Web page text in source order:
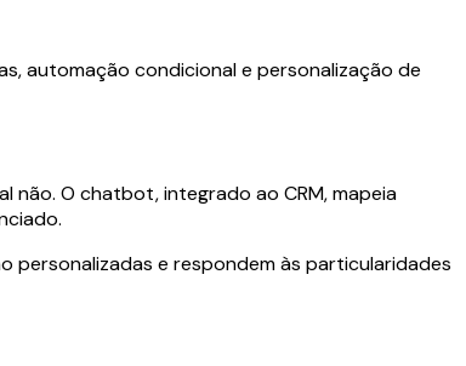
automação condicional e personalização de
não. O chatbot, integrado ao CRM, mapeia
personalizadas e respondem às particularidades